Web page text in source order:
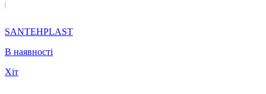
SANTEHPLAST
В наявності
Хіт